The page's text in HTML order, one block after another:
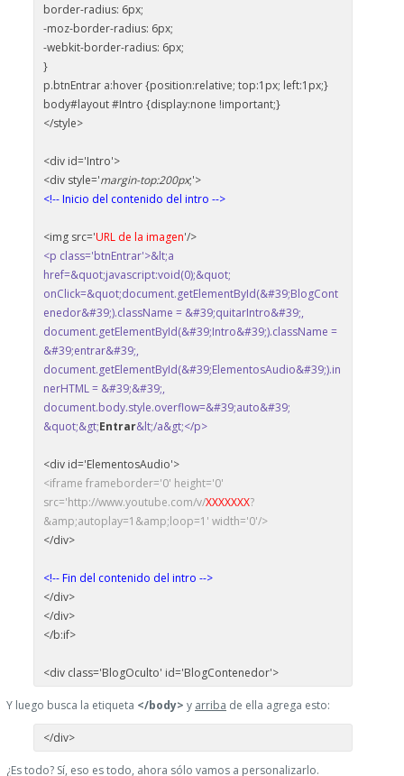
border-radius: 6px;
-moz-border-radius: 6px;
-webkit-border-radius: 6px;
}
p.btnEntrar a:hover {position:relative; top:1px; left:1px;}
body#layout #Intro {display:none !important;}
</style>
<div id='Intro'>
<div style='margin-top:200px;'>
<!-- Inicio del contenido del intro -->
<img src='URL de la imagen'/>
<p class='btnEntrar'>&lt;a
href=&quot;javascript:void(0);&quot;
onClick=&quot;document.getElementById(&#39;BlogCont
enedor&#39;).className = &#39;quitarIntro&#39;,
document.getElementById(&#39;Intro&#39;).className =
&#39;entrar&#39;,
document.getElementById(&#39;ElementosAudio&#39;).in
nerHTML = &#39;&#39;,
document.body.style.overflow=&#39;auto&#39;
&quot;&gt;Entrar&lt;/a&gt;</p>
<div id='ElementosAudio'>
<iframe frameborder='0' height='0'
src='http://www.youtube.com/v/XXXXXXX?
&amp;autoplay=1&amp;loop=1' width='0'/>
</div>
<!-- Fin del contenido del intro -->
</div>
</div>
</b:if>
<div class='BlogOculto' id='BlogContenedor'>
Y luego busca la etiqueta </body> y arriba de ella agrega esto:
</div>
¿Es todo? Sí, eso es todo, ahora sólo vamos a personalizarlo.